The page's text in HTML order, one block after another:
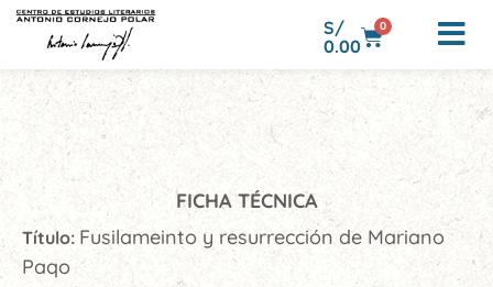
S/
0.00
0
FICHA TÉCNICA
Título: Fusilameinto y resurrección de Mariano
Paqo